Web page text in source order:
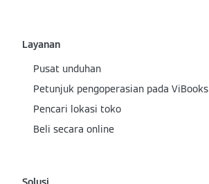
Layanan
Pusat unduhan
Petunjuk pengoperasian pada ViBooks
Pencari lokasi toko
Beli secara online